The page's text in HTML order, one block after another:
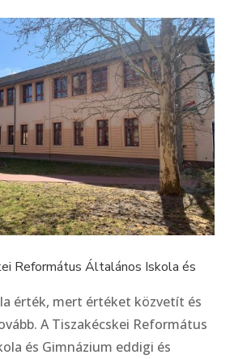
Református Általános Iskola és
érték, mert értéket közvetít és
A Tiszakécskei Református
és Gimnázium eddigi és